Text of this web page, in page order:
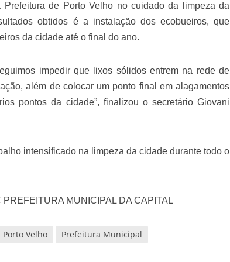
de Porto Velho no cuidado da limpeza da
obtidos é a instalação dos ecobueiros, que
da cidade até o final do ano.
impedir que lixos sólidos entrem na rede de
além de colocar um ponto final em alagamentos
pontos da cidade”, finalizou o secretário Giovani
intensificado na limpeza da cidade durante todo o
MUNICIPAL DA CAPITAL
Porto Velho Prefeitura Municipal